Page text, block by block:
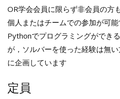
OR学会会員に限らず非会員の方
個人またはチームでの参加が可能
Pythonでプログラミングができ
が，ソルバーを使った経験は無
に企画しています
定員